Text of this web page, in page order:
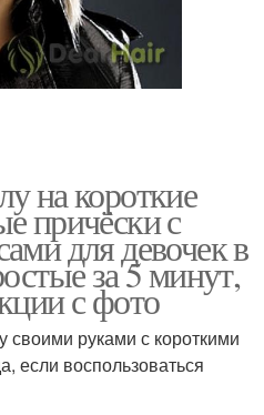
на короткие
причёски с
для девочек в
за 5 минут,
с фото
своими руками с короткими
если воспользоваться